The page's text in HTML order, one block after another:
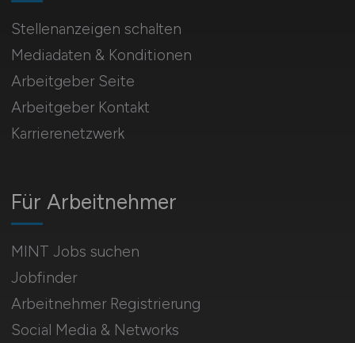
Für Arbeitnehmer
MINT Jobs suchen
Jobfinder
Arbeitnehmer Registrierung
Social Media & Networks
Stellenanzeigen schalten
Mediadaten & Konditionen
Arbeitgeber Seite
Arbeitgeber Kontakt
Karrierenetzwerk